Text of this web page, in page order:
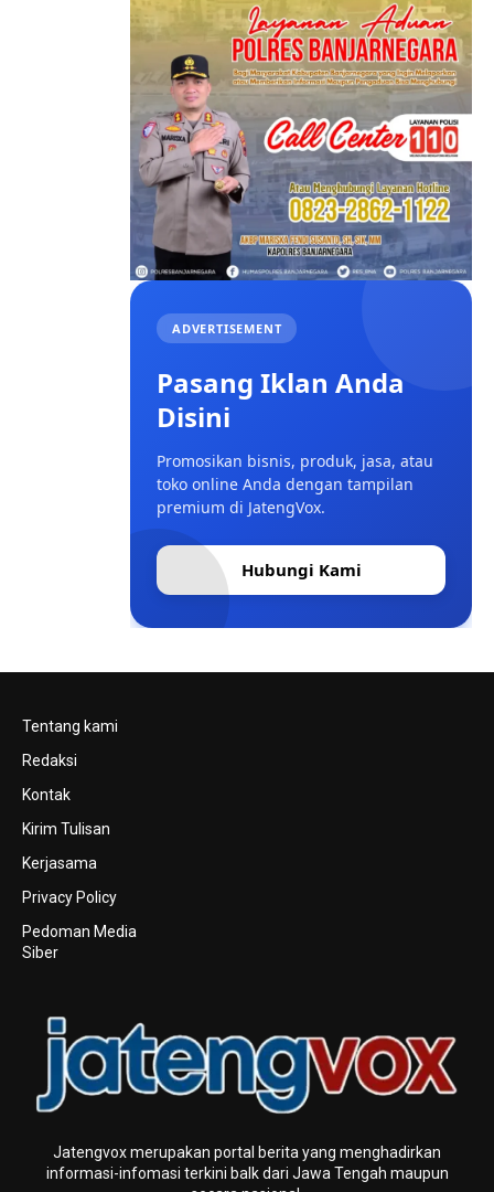
ADVERTISEMENT
Pasang Iklan Anda
Disini
Promosikan bisnis, produk, jasa, atau
toko online Anda dengan tampilan
premium di JatengVox.
Hubungi Kami
Tentang kami
Redaksi
Kontak
Kirim Tulisan
Kerjasama
Privacy Policy
Pedoman Media
Siber
Jatengvox merupakan portal berita yang menghadirkan
informasi-infomasi terkini baIk dari Jawa Tengah maupun